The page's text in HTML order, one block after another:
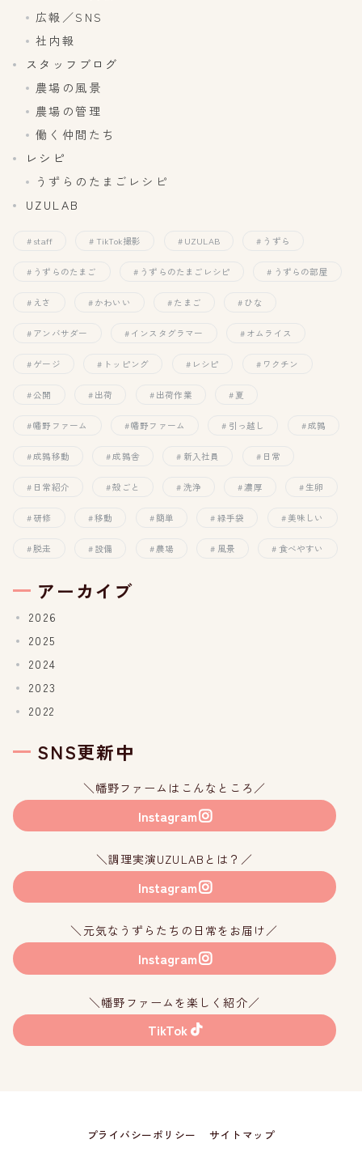
広報／SNS
社内報
スタッフブログ
農場の風景
農場の管理
働く仲間たち
レシピ
うずらのたまごレシピ
UZULAB
staff TikTok撮影 UZULAB うずら
うずらのたまご うずらのたまごレシピ うずらの部屋
えさ かわいい たまご ひな
アンバサダー インスタグラマー オムライス
ゲージ トッピング レシピ ワクチン
公開 出荷 出荷作業 夏
幡野ファーム 幡野ファーム 引っ越し 成鶉
成鶉移動 成鶉舎 新入社員 日常
日常紹介 殻ごと 洗浄 濃厚 生卵
研修 移動 簡単 緑手袋 美味しい
脱走 設備 農場 風景 食べやすい
アーカイブ
2026
2025
2024
2023
2022
SNS更新中
＼幡野ファームはこんなところ／
Instagram
＼調理実演UZULABとは？／
Instagram
＼元気なうずらたちの日常をお届け／
Instagram
＼幡野ファームを楽しく紹介／
TikTok
プライバシーポリシー サイトマップ